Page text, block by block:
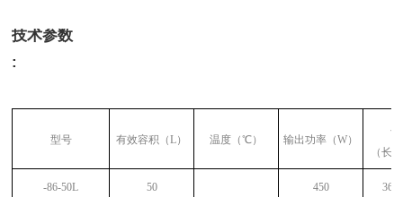
技术参数
:
型号 有效容积 （L） 温度 （℃） 输出功率 （W）
（长
-86-50L 50 450